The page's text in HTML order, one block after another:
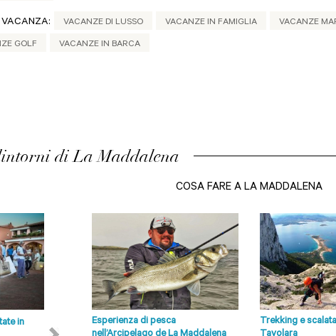
VACANZE DI LUSSO VACANZE IN FAMIGLIA VACANZE
GOLF VACANZE IN BARCA
di La Maddalena
in
Spiagge Olbia, Costa Smeralda e
Siti Olbia-Tempio
San Pantaleo Il
balneare è, oggi la
principale fonte di
sua produzione di
artigianali...
LEGGI DI PIÙ
COSA FARE A LA MADDALENA
Esperienza di pesca
Trekking e